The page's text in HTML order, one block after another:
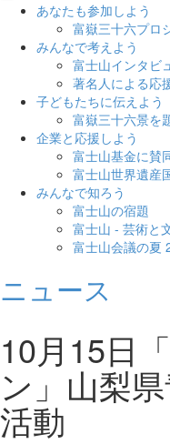
あなたも参加しよう
富嶽三十六プロ
みんなで考えよう
富士山インタビ
著名人による応
子どもたちに伝えよう
富嶽三十六景を
企業と応援しよう
富士山基金に賛
富士山世界遺産
みんなで知ろう
富士山の宿題
富士山 - 芸術と
富士山会議の夏
ニュース
10月15日
ン」山梨
活動